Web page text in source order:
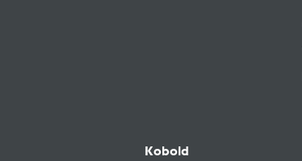
Kobold